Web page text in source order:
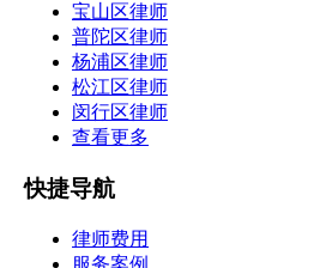
宝山区律师
普陀区律师
杨浦区律师
松江区律师
闵行区律师
查看更多
快捷导航
律师费用
服务案例